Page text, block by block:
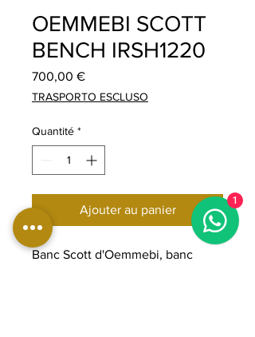
OEMMEBI SCOTT
BENCH IRSH1220
700,00 €Prix
TRASPORTO ESCLUSO
Quantité *
Ajouter au panier
Banc Scott d'Oemmebi, banc
1